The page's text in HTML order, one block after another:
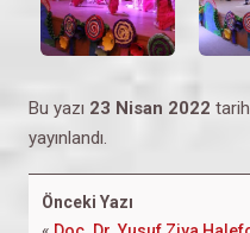
Bu yazı 23 Nisan 2022
yayınlandı.
Önceki Yazı